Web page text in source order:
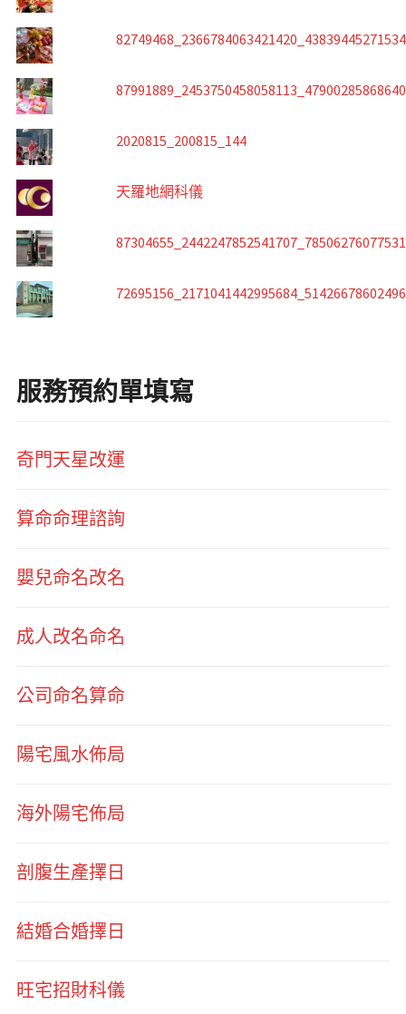
2020815_200815_144
天羅地網科儀
服務預約單填寫
奇門天星改運
算命命理諮詢
嬰兒命名改名
成人改名命名
公司命名算命
陽宅風水佈局
海外陽宅佈局
剖腹生產擇日
結婚合婚擇日
旺宅招財科儀